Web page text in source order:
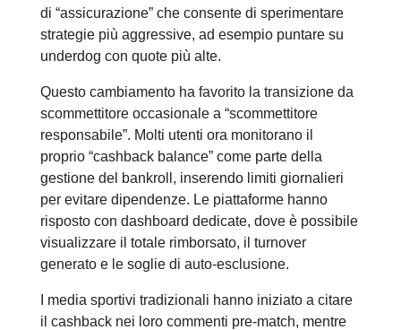
di “assicurazione” che consente di sperimentare
strategie più aggressive, ad esempio puntare su
underdog con quote più alte.
Questo cambiamento ha favorito la transizione da
scommettitore occasionale a “scommettitore
responsabile”. Molti utenti ora monitorano il
proprio “cashback balance” come parte della
gestione del bankroll, inserendo limiti giornalieri
per evitare dipendenze. Le piattaforme hanno
risposto con dashboard dedicate, dove è possibile
visualizzare il totale rimborsato, il turnover
generato e le soglie di auto‑esclusione.
I media sportivi tradizionali hanno iniziato a citare
il cashback nei loro commenti pre‑match, mentre